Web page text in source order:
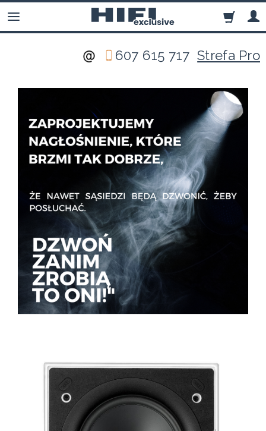
607 615 717Strefa Pro